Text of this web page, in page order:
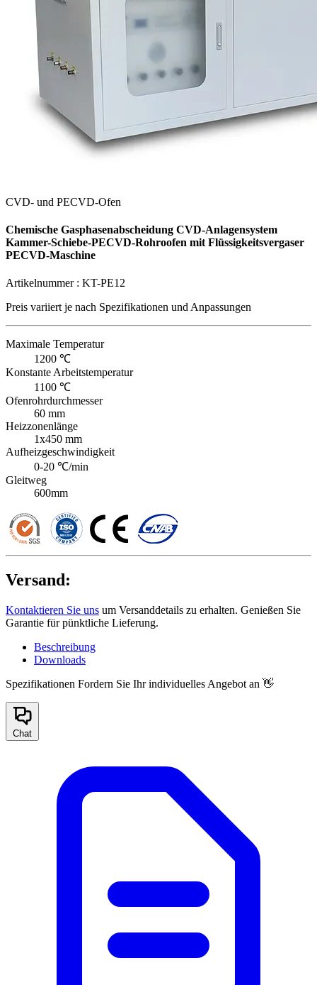
CVD- und PECVD-Ofen
Chemische Gasphasenabscheidung CVD-Anlagensystem
Kammer-Schiebe-PECVD-Rohroofen mit Flüssigkeitsvergaser
PECVD-Maschine
Artikelnummer : KT-PE12
Preis variiert je nach Spezifikationen und Anpassungen
Maximale Temperatur
1200 ℃
Konstante Arbeitstemperatur
1100 ℃
Ofenrohrdurchmesser
60 mm
Heizzonenlänge
1x450 mm
Aufheizgeschwindigkeit
0-20 ℃/min
Gleitweg
600mm
Versand:
Kontaktieren Sie uns um Versanddetails zu erhalten. Genießen Sie
Garantie für pünktliche Lieferung.
Beschreibung
Downloads
Spezifikationen Fordern Sie Ihr individuelles Angebot an 👋
Chat